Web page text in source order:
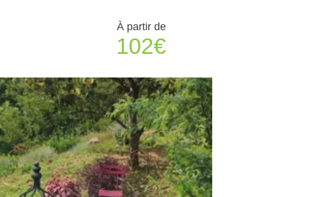
À partir de
102€